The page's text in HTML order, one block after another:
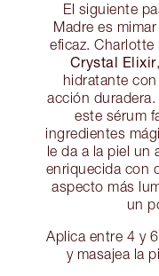
El siguiente
Madre es
eficaz. Charlotte
Crystal Elixir
hidratante
acción
este sérum
ingredientes
le da a la piel un
enriquecida con
aspecto más
un
Aplica entre 4 y
y masajea la